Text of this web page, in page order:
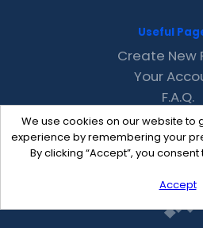
We use cookies on our website to
experience by remembering your
By clicking “Accept”, you
Accept
Useful
Create New
Your
F.A.Q.
Recent